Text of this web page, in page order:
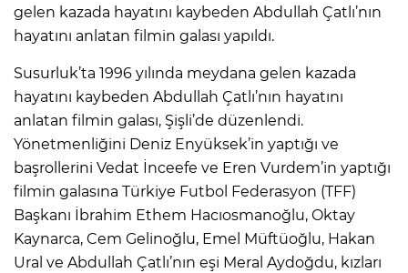
gelen kazada hayatını kaybeden Abdullah Çatlı’nın
hayatını anlatan filmin galası yapıldı.
Susurluk’ta 1996 yılında meydana gelen kazada
hayatını kaybeden Abdullah Çatlı’nın hayatını
anlatan filmin galası, Şişli’de düzenlendi.
Yönetmenliğini Deniz Enyüksek’in yaptığı ve
başrollerini Vedat İnceefe ve Eren Vurdem’in yaptığı
filmin galasına Türkiye Futbol Federasyon (TFF)
Başkanı İbrahim Ethem Hacıosmanoğlu, Oktay
Kaynarca, Cem Gelinoğlu, Emel Müftüoğlu, Hakan
Ural ve Abdullah Çatlı’nın eşi Meral Aydoğdu, kızları